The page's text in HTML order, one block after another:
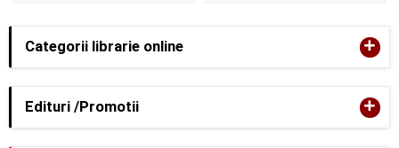
Categorii librarie online +
Edituri /Promotii +